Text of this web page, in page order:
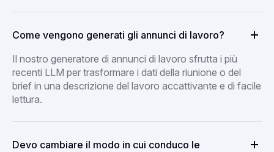
Come vengono generati gli annunci di lavoro?
Il nostro generatore di annunci di lavoro sfrutta i più
recenti LLM per trasformare i dati della riunione o del
brief in una descrizione del lavoro accattivante e di facile
lettura.
Devo cambiare il modo in cui conduco le